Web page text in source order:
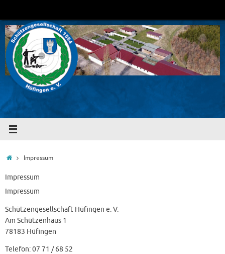
springen
StartImpressum
Impressum
Impressum
Schützengesellschaft Hüfingen e. V.
Am Schützenhaus 1
78183 Hüfingen
Telefon: 07 71 / 68 52